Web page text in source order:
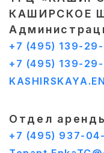
КАШИРСКОЕ
+7 (495) 139-
+7 (495) 139-29-
Отдел
+7 (495) 937-